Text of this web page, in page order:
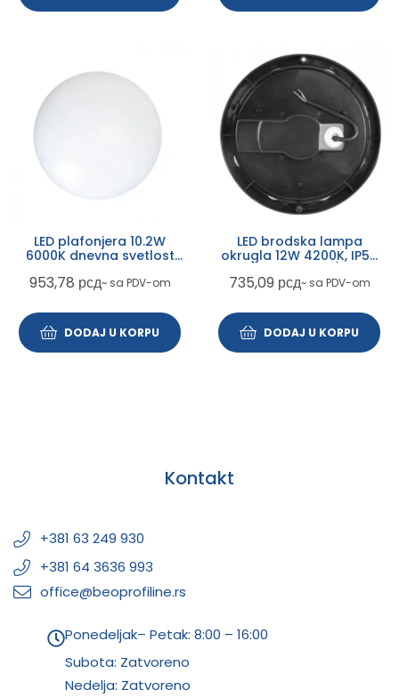
LED plafonjera 10.2W
6000K dnevna svetlost
953,78 рсд~ sa PDV-om
DODAJ U KORPU
LED brodska lampa
okrugla 12W 4200K, IP54
735,09 рсд~ sa PDV-om
DODAJ U KORPU
Kontakt
+381 63 249 930
+381 64 3636 993
office@beoprofiline.rs
Ponedeljak– Petak: 8:00 – 16:00
Subota: Zatvoreno
Nedelja: Zatvoreno